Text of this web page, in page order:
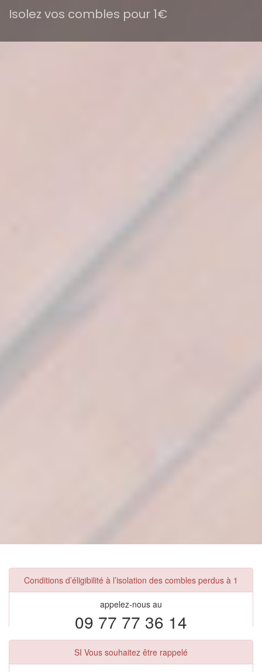
Isolez vos combles pour 1€
Conditions d’éligibilité à l’isolation des combles perdus à 1
appelez-nous au
09 77 77 36 14
SI Vous souhaitez être rappelé